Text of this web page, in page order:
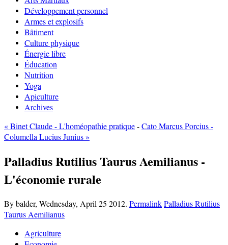
Développement personnel
Armes et explosifs
Bâtiment
Culture physique
Énergie libre
Éducation
Nutrition
Yoga
Apiculture
Archives
« Binet Claude - L'homéopathie pratique-Cato Marcus Porcius -
Columella Lucius Junius »
Palladius Rutilius Taurus Aemilianus -
L'économie rurale
By balder, Wednesday, April 25 2012. PermalinkPalladius Rutilius
Taurus Aemilianus
Agriculture